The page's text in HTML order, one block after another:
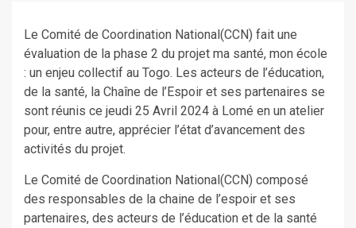
Le Comité de Coordination National(CCN) fait une
évaluation de la phase 2 du projet ma santé, mon école
: un enjeu collectif au Togo. Les acteurs de l’éducation,
de la santé, la Chaîne de l’Espoir et ses partenaires se
sont réunis ce jeudi 25 Avril 2024 à Lomé en un atelier
pour, entre autre, apprécier l’état d’avancement des
activités du projet.
Le Comité de Coordination National(CCN) composé
des responsables de la chaine de l’espoir et ses
partenaires, des acteurs de l’éducation et de la santé